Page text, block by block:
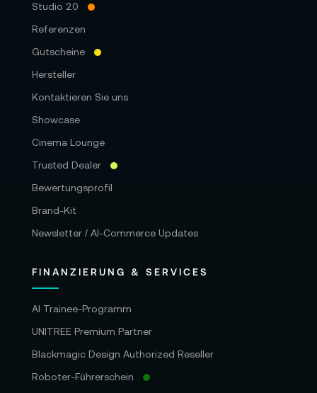
Studio 2.0
Referenzen
Gutscheine
Hersteller
Kontaktieren Sie uns
Showcase
Cinema Lounge
Trusted Dealer
Bewertungsprofil
Brand-Kit
Newsletter / AI-Commerce Updates
FINANZIERUNG & SERVICES
AI Trainee-Programm
UNITREE Premium Partner
Blackmagic Design Authorized Reseller
Roboter-Führerschein